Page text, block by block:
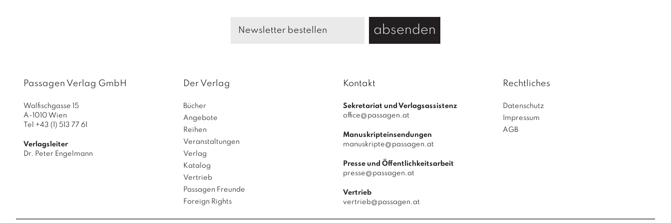
M
absenden
Passagen Verlag GmbH
Walfischgasse 15
A-1010 Wien
Tel +43 (1) 513 77 61
Verlagsleiter
Dr. Peter Engelmann
Der Verlag
Bücher
Angebote
Reihen
Veranstaltungen
Verlag
Katalog
Vertrieb
Passagen Freunde
Foreign Rights
Kontakt
Sekretariat und Verlagsassistenz
office@passagen.at
Manuskripteinsendungen
manuskripte@passagen.at
Presse und Öffentlichkeitsarbeit
presse@passagen.at
Vertrieb
vertrieb@passagen.at
Rechtliches
Datenschutz
Impressum
AGB